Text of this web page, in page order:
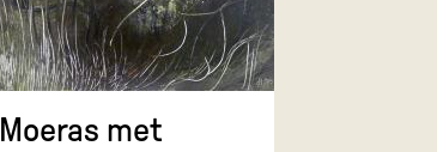
Moeras met